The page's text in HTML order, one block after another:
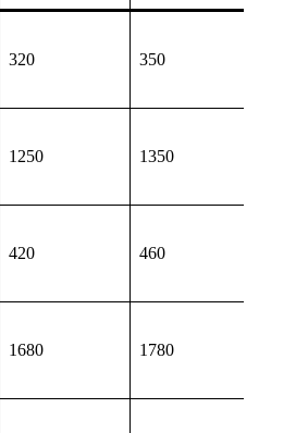
320 350
1250 1350
420 460
1680 1780